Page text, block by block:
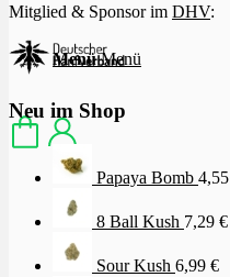
Menü Menü
Mitglied & Sponsor im DHV:
Neu im Shop
Papaya Bomb 4,55
8 Ball Kush 7,29 €
Sour Kush 6,99 €